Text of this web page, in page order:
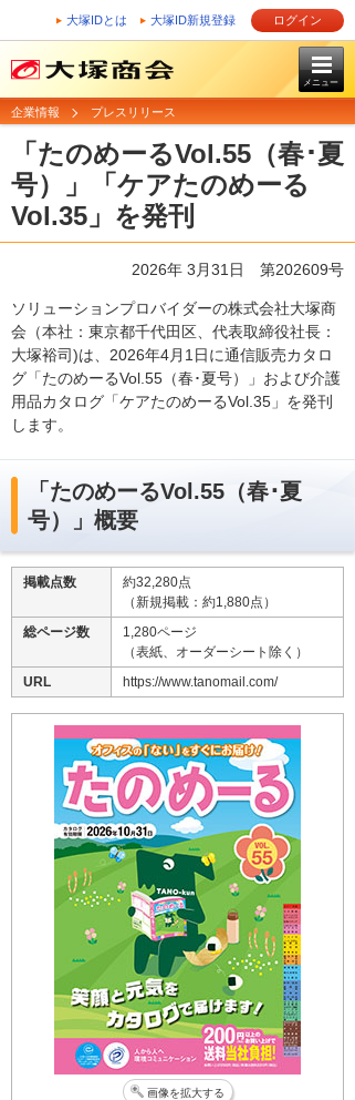
大塚IDとは 大塚ID新規登録 ログイン
メニュー
企業情報 プレスリリース
「たのめーるVol.55（春･夏
号）」「ケアたのめーる
Vol.35」を発刊
2026年 3月31日 第202609号
ソリューションプロバイダーの株式会社大塚商
会（本社：東京都千代田区、代表取締役社長：
大塚裕司)は、2026年4月1日に通信販売カタロ
グ「たのめーるVol.55（春･夏号）」および介護
用品カタログ「ケアたのめーるVol.35」を発刊
します。
「たのめーるVol.55（春･夏
号）」概要
掲載点数
約32,280点
（新規掲載：約1,880点）
総ページ数
1,280ページ
（表紙、オーダーシート除く）
URL
https://www.tanomail.com/
画像を拡大する